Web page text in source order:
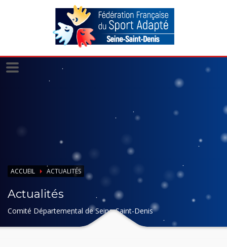
ACCUEIL ACTUALITÉS
Actualités
Comité Départemental de Seine-Saint-Denis
Panneau de gestion des cookies